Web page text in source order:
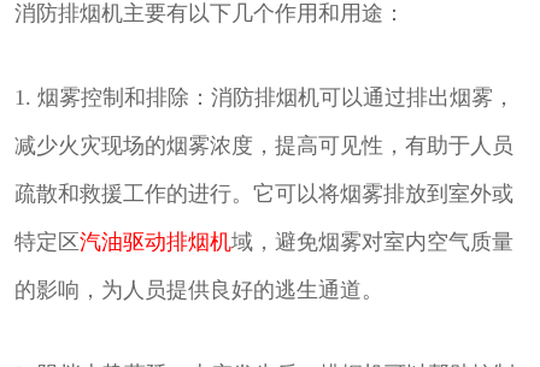
消防排烟机主要有以下几个作用和用途：
1. 烟雾控制和排除：消防排烟机可以通过排出烟雾，
减少火灾现场的烟雾浓度，提高可见性，有助于人员
疏散和救援工作的进行。它可以将烟雾排放到室外或
特定区汽油驱动排烟机域，避免烟雾对室内空气质量
的影响，为人员提供良好的逃生通道。